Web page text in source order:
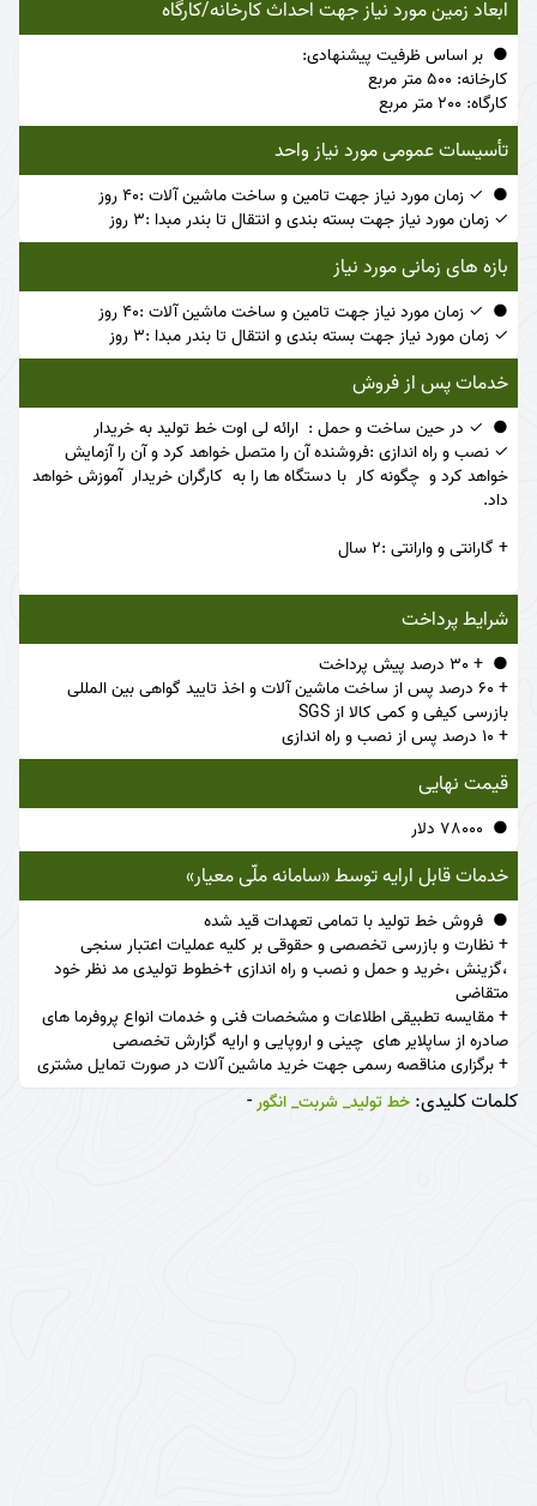
ابعاد زمین مورد نیاز جهت احداث کارخانه/کارگاه
بر اساس ظرفیت پیشنهادی:
کارخانه: 500 متر مربع
کارگاه: 200 متر مربع
تأسیسات عمومی مورد نیاز واحد
✓ زمان مورد نیاز جهت تامین و ساخت ماشین آلات :40 روز
✓ زمان مورد نیاز جهت بسته بندی و انتقال تا بندر مبدا :3 روز
بازه های زمانی مورد نیاز
✓ زمان مورد نیاز جهت تامین و ساخت ماشین آلات :40 روز
✓ زمان مورد نیاز جهت بسته بندی و انتقال تا بندر مبدا :3 روز
خدمات پس از فروش
✓ در حین ساخت و حمل : ارائه لی اوت خط تولید به خریدار
✓ نصب و راه اندازی :فروشنده آن را متصل خواهد کرد و آن را آزمایش
خواهد کرد و چگونه کار با دستگاه ها را به کارگران خریدار آموزش خواهد
داد.
+ گارانتی و وارانتی :2 سال
شرایط پرداخت
+ 30 درصد پیش پرداخت
+ 60 درصد پس از ساخت ماشین آلات و اخذ تایید گواهی بین المللی
بازرسی کیفی و کمی کالا از SGS
+ 10 درصد پس از نصب و راه اندازی
قیمت نهایی
خدمات قابل ارایه توسط «سامانه ملّی معیار»
فروش خط تولید با تمامی تعهدات قید شده
+ نظارت و بازرسی تخصصی و حقوقی بر کلیه عملیات اعتبار سنجی
،گزینش ،خرید و حمل و نصب و راه اندازی +خطوط تولیدی مد نظر خود
متقاضی
+ مقایسه تطبیقی اطلاعات و مشخصات فنی و خدمات انواع پروفرما های
صادره از ساپلایر های چینی و اروپایی و ارایه گزارش تخصصی
+ برگزاری مناقصه رسمی جهت خرید ماشین آلات در صورت تمایل مشتری
کلمات کلیدی: خط تولید_ شربت_ انگور-